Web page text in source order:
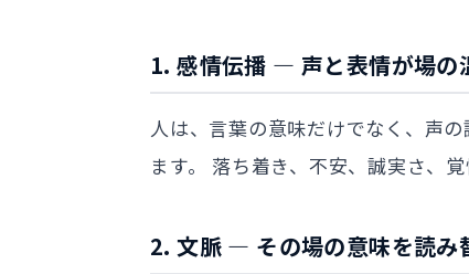
1. 感情伝播 — 声と表情が場の
人は、言葉の意味だけでなく、声
ます。 落ち着き、不安、誠実さ、
2. 文脈 — その場の意味を読み